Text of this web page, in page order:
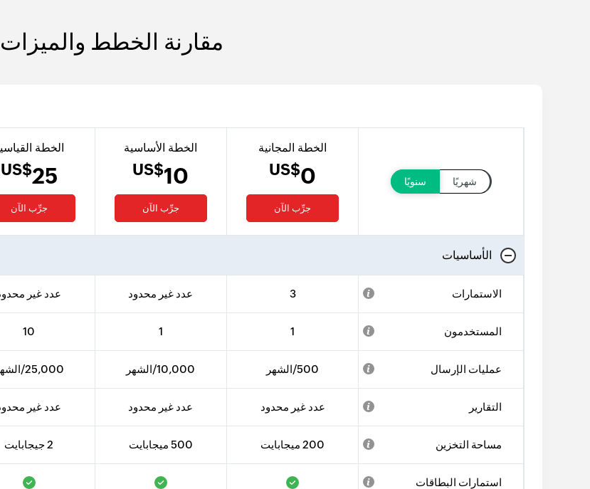
مقارنة الخطط والميزات
شهريًا سنويًا
الخطة المجانية
US$0
جرِّب الآن
الخطة الأساسية
US$10
جرِّب الآن
الخطة
US$25
جرِّب الآن
الأساسيات
الاستمارات 3 عدد غير محدود عدد غير
المستخدمون 1
1
10
عمليات الإرسال 500/الشهر 10,000/الشهر 25,000/الشهر
التقارير عدد غير محدود عدد غير محدود عدد غير
مساحة التخزين 200 ميجابايت 500 ميجابايت 2 جيجابايت
استمارات البطاقات